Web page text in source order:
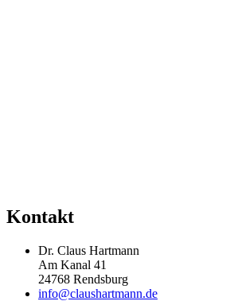
Kontakt
Dr. Claus Hartmann
Am Kanal 41
24768 Rendsburg
info@claushartmann.de